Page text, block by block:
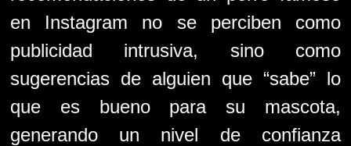
en Instagram no se perciben como
publicidad intrusiva, sino como
sugerencias de alguien que “sabe” lo
que es bueno para su mascota,
generando un nivel de confianza